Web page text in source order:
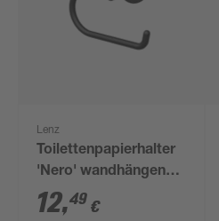
Lenz
Toilettenpapierhalter
'Nero' wandhängend
schwarz
12,49 €